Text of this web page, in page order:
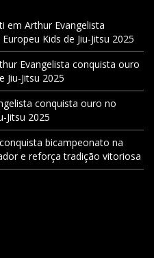
em Arthur Evangelista
Kids de Jiu-Jitsu 2025
Evangelista conquista ouro
Jiu-Jitsu 2025
conquista ouro no
Jitsu 2025
bicampeonato na
e reforça tradição vitoriosa